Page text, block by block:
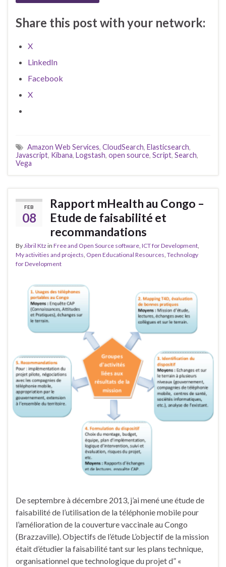
Share this post with your network:
X
LinkedIn
Facebook
X
Amazon Web Services, CloudSearch, Elasticsearch,
Javascript, Kibana, Logstash, open source, Script, Search,
Vega
FEB
08
Rapport mHealth au Congo –
Etude de faisabilité et
recommandations
By Jibril Ktz in Free and Open Source software ICT for Development
My activities and projects Open Educational Resources Technology
for Development
De septembre à décembre 2013, j’ai mené une étude de
faisabilité de l’utilisation de la téléphonie mobile pour
l’amélioration de la couverture vaccinale au Congo
(Brazzaville). Objectifs de l’étude L’objectif de la mission
était d’étudier la faisabilité tant sur les plans technique,
organisationnel que technologique du projet d” «